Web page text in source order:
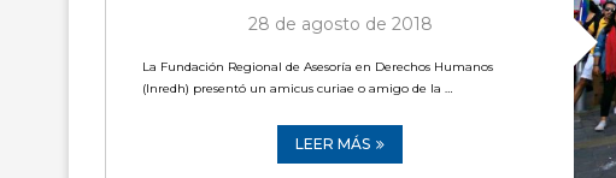
28 de agosto de 2018
La Fundación Regional de Asesoría en Derechos Humanos
(Inredh) presentó un amicus curiae o amigo de la …
LEER MÁS